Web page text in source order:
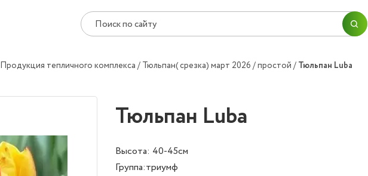
Продукция тепличного комплекса Тюльпан( срезка) март 2026 простой Тюльпан Luba
Тюльпан Luba
Высота: 40-45см
Группа:триумф
ПЕРЕЙТИ В КОРЗИНУ
ПРОДОЛЖИТЬ ПОКУПКИ
Согласие наобработку персональных данных
ОК